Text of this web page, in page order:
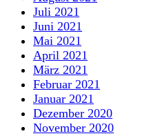
Juli 2021
Juni 2021
Mai 2021
April 2021
März 2021
Februar 2021
Januar 2021
Dezember 2020
November 2020